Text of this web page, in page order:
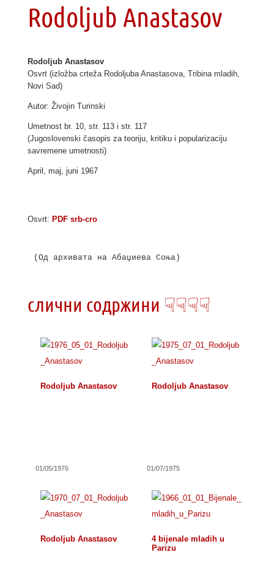
Rodoljub Anastasov
Rodoljub Anastasov
Osvrt (izložba crteža Rodoljuba Anastasova, Tribina mladih,
Novi Sad)
Autor: Živojin Turinski
Umetnost br. 10, str. 113 i str. 117
(Jugoslovenski časopis za teoriju, kritiku i popularizaciju
savremene umetnosti)
April, maj, juni 1967
Osvrt: PDF srb-cro
(Од архивата на Абаџиева Соња)
слични содржини ☟☟☟☟
Rodoljub Anastasov
01/05/1976
Rodoljub Anastasov
01/07/1975
Rodoljub Anastasov
4 bijenale mladih u
Parizu